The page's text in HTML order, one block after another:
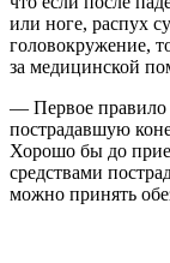
или ноге, распух
головокружение,
за медицинской
— Первое правило
пострадавшую
Хорошо бы до
средствами
можно принять